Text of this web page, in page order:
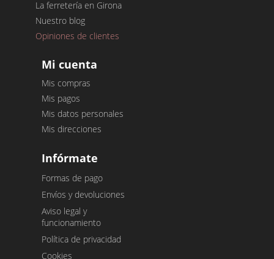
La ferretería en Girona
Nuestro blog
Opiniones de clientes
Mi cuenta
Mis compras
Mis pagos
Mis datos personales
Mis direcciones
Infórmate
Formas de pago
Envíos y devoluciones
Aviso legal y
funcionamiento
Política de privacidad
Cookies